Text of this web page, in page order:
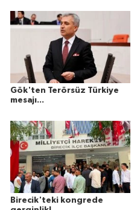
Gök'ten Terörsüz Türkiye
mesajı...
Birecik'teki kongrede